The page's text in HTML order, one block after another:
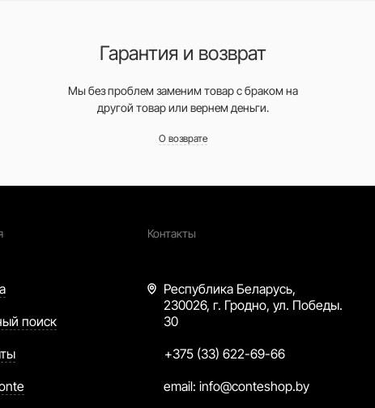
Гарантия и возврат
Мы без проблем заменим товар с браком на
другой товар или вернем деньги.
О возврате
поиск
Контакты
Республика Беларусь,
230026, г. Гродно, ул. Победы.
30
+375 (33) 622-69-66
email:info@conteshop.by